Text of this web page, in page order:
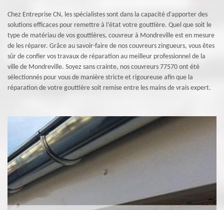
Chez Entreprise CN, les spécialistes sont dans la capacité d’apporter des
solutions efficaces pour remettre à l’état votre gouttière. Quel que soit le
type de matériau de vos gouttières, couvreur à Mondreville est en mesure
de les réparer. Grâce au savoir-faire de nos couvreurs zingueurs, vous êtes
sûr de confier vos travaux de réparation au meilleur professionnel de la
ville de Mondreville. Soyez sans crainte, nos couvreurs 77570 ont été
sélectionnés pour vous de manière stricte et rigoureuse afin que la
réparation de votre gouttière soit remise entre les mains de vrais expert.